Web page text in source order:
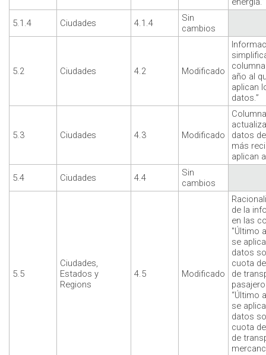
5.1.4
Ciudades 4.1.4
Sin
cambios
5.2 Ciudades 4.2 Modificado
año al
aplican
datos.”
5.3 Ciudades 4.3 Modificado
Columna
datos
más
aplican
5.4
Ciudades 4.4
Sin
cambios
5.5
Ciudades,
Estados y
Regions
4.5 Modificado
de la
en las
"Último
se
datos
cuota
de
“Último
se
datos
cuota
de